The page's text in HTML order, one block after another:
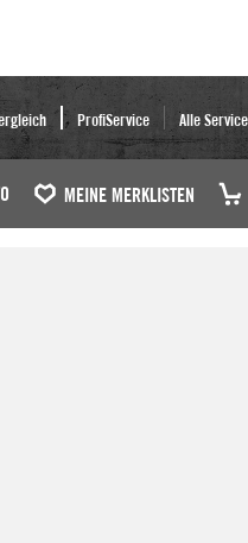
ProfiService Alle
MEINE MERKLISTEN